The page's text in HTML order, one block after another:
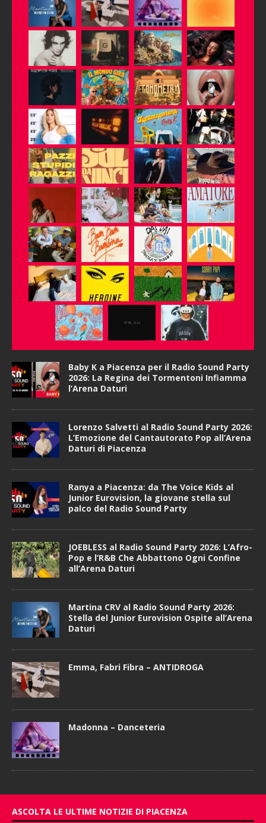
Baby K a Piacenza per il Radio Sound Party
2026: La Regina dei Tormentoni Infiamma
l’Arena Daturi
Lorenzo Salvetti al Radio Sound Party 2026:
L’Emozione del Cantautorato Pop all’Arena
Daturi di Piacenza
Ranya a Piacenza: da The Voice Kids al
Junior Eurovision, la giovane stella sul
palco del Radio Sound Party
JOEBLESS al Radio Sound Party 2026: L’Afro-
Pop e l’R&B Che Abbattono Ogni Confine
all’Arena Daturi
Martina CRV al Radio Sound Party 2026:
Stella del Junior Eurovision Ospite all’Arena
Daturi
Emma, Fabri Fibra – ANTIDROGA
Madonna – Danceteria
ASCOLTA LE ULTIME NOTIZIE DI PIACENZA